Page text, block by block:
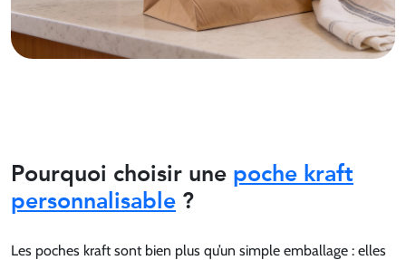
Pourquoi choisir unepoche kraft
personnalisable?
Les poches kraft sont bien plus qu’un simple emballage : elles